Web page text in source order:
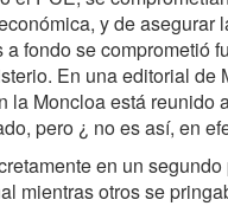
y de asegurar
fondo se comprometió
En una editorial de
Moncloa está reunido
pero ¿ no es así, en
en un
mientras otros se